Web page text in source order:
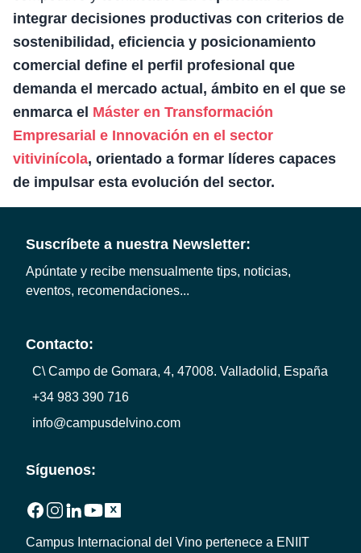
integrar decisiones productivas con criterios de
sostenibilidad, eficiencia y posicionamiento
comercial define el perfil profesional que
demanda el mercado actual, ámbito en el que se
enmarca el Máster en Transformación
Empresarial e Innovación en el sector
vitivinícola, orientado a formar líderes capaces
de impulsar esta evolución del sector.
Suscríbete a nuestra Newsletter:
Apúntate y recibe mensualmente tips, noticias,
eventos, recomendaciones...
Contacto:
C\ Campo de Gomara, 4, 47008. Valladolid, España
+34 983 390 716
info@campusdelvino.com
Síguenos:
Campus Internacional del Vino pertenece a ENIIT